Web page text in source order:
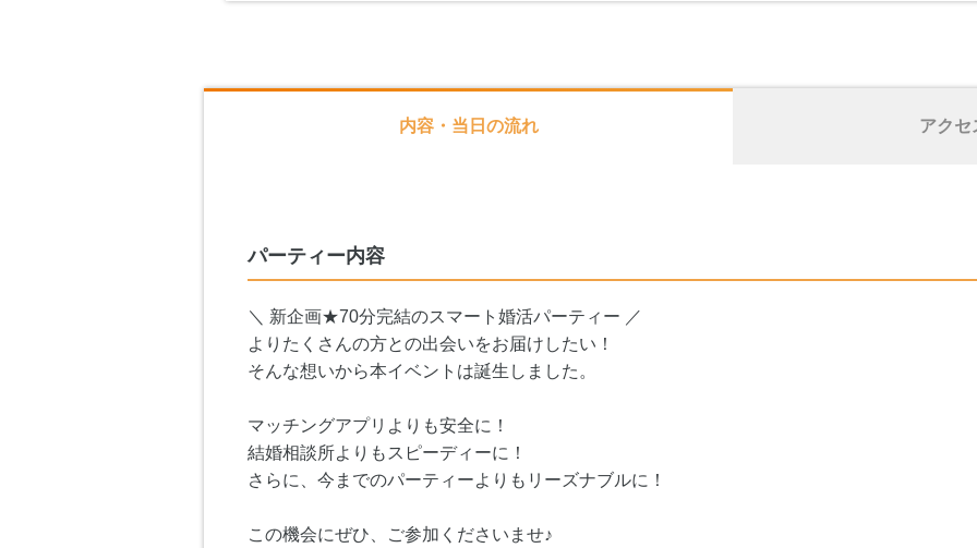
内容・当日の流れ アクセ
パーティー内容
＼ 新企画★70分完結のスマート婚活パーティー ／
よりたくさんの方との出会いをお届けしたい！
そんな想いから本イベントは誕生しました。
マッチングアプリよりも安全に！
結婚相談所よりもスピーディーに！
さらに、今までのパーティーよりもリーズナブルに！
この機会にぜひ、ご参加くださいませ♪